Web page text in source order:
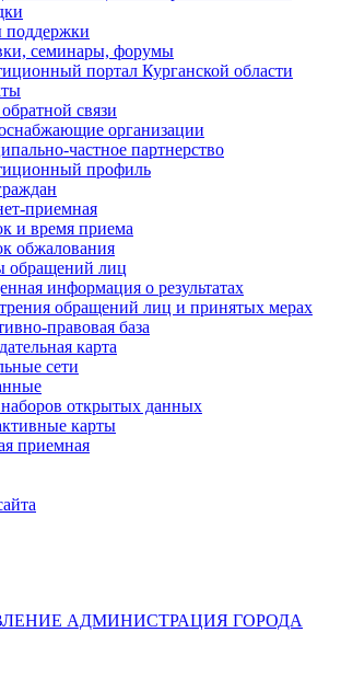
семинары, форумы
портал Курганской области
связи
организации
частное партнерство
профиль
приемная
и время приема
обжалования
обращений лиц
информация о результатах
обращений лиц и принятых мерах
правовая база
карта
сети
наборов открытых данных
карты
приемная
АДМИНИСТРАЦИЯ ГОРОДА